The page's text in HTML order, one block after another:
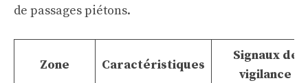
de passages piétons.
Zone Caractéristiques
Signaux de
vigilance